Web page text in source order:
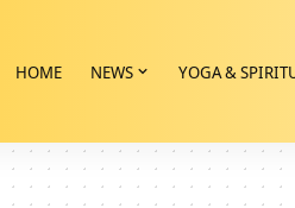
HOME NEWS YOGA &